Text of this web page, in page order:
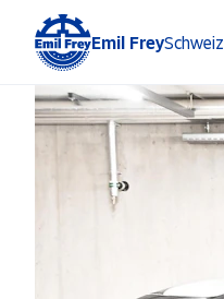
Emil FreySchweiz